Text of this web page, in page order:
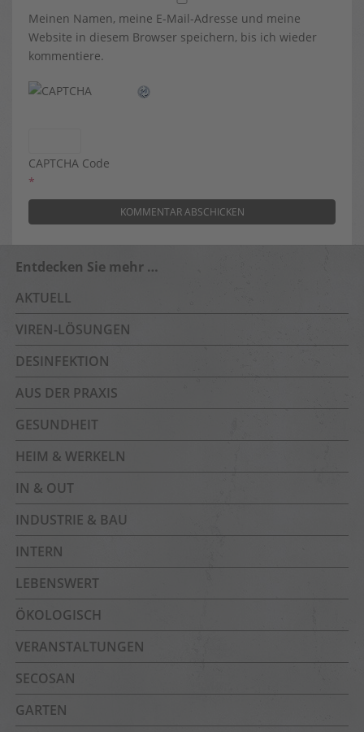
Meinen Namen, meine E-Mail-Adresse und meine
Website in diesem Browser speichern, bis ich wieder
kommentiere.
CAPTCHA Code
*
Entdecken Sie mehr …
AKTUELL
VIREN-LÖSUNGEN
DESINFEKTION
AUS DER PRAXIS
GESUNDHEIT
HEIM & WERKELN
IN & OUT
INDUSTRIE & BAU
INTERN
LEBENSWERT
ÖKOLOGISCH
VERANSTALTUNGEN
SECOSAN
GARTEN